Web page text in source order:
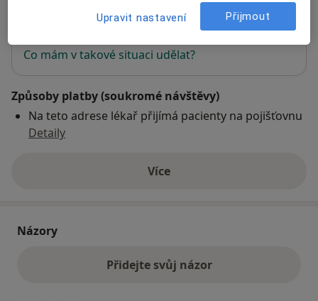
Na této adrese online kalendář není aktivní
Co mám v takové situaci udělat?
Způsoby platby (soukromé návštěvy)
Na teto adrese lékař přijímá pacienty na pojišťovnu
Detaily
Víceo adrese
Názory
Přidejte svůj názor
Upravit nastavení Přijmout